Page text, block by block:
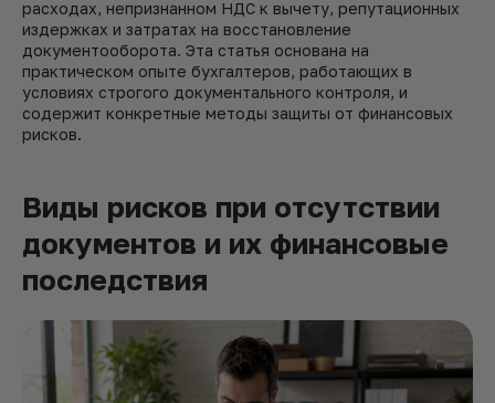
расходах, непризнанном НДС к вычету, репутационных
издержках и затратах на восстановление
документооборота. Эта статья основана на
практическом опыте бухгалтеров, работающих в
условиях строгого документального контроля, и
содержит конкретные методы защиты от финансовых
рисков.
Виды рисков при отсутствии
документов и их финансовые
последствия